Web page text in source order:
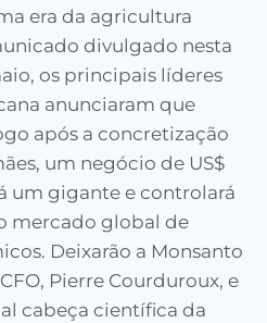
era da agricultura
divulgado nesta
os principais líderes
anunciaram que
após a concretização
um negócio de US$
um gigante e controlará
mercado global de
Deixarão a Monsanto
Pierre Courduroux, e
cabeça científica da